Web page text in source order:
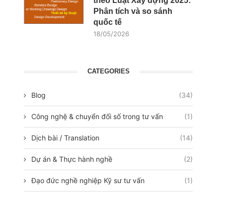
Phân tích và so sánh
quốc tế
18/05/2026
CATEGORIES
Blog (34)
Công nghệ & chuyển đổi số trong tư vấn (1)
Dịch bài / Translation (14)
Dự án & Thực hành nghề (2)
Đạo đức nghề nghiệp Kỹ sư tư vấn (1)